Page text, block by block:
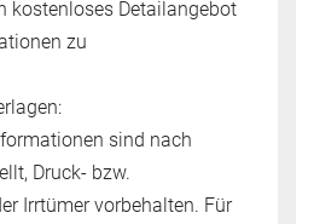
kostenloses Detailangebot
zu
sind nach
Druck- bzw.
Irrtümer vorbehalten. Für